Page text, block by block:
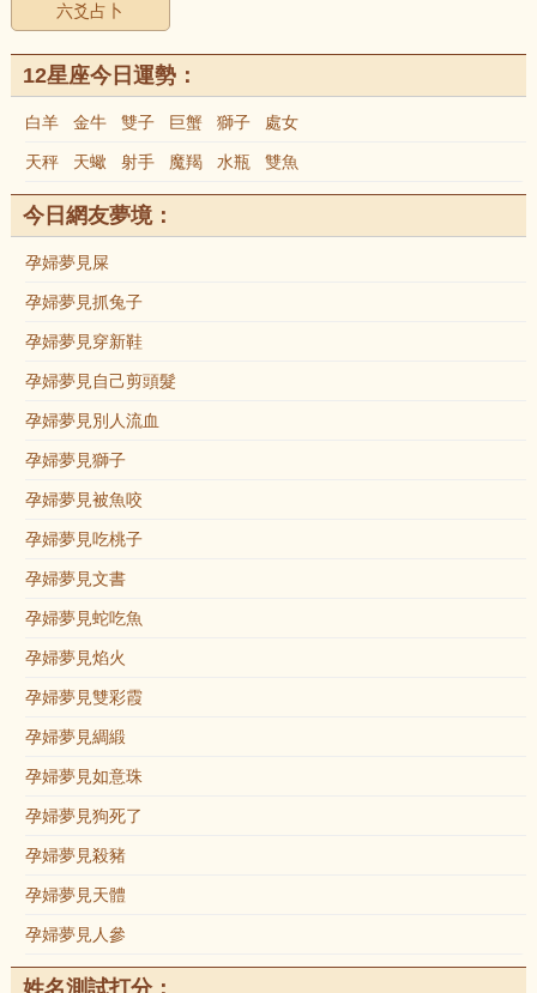
六爻占卜
12星座今日運勢：
白羊 金牛 雙子 巨蟹 獅子 處女
天秤 天蠍 射手 魔羯 水瓶 雙魚
今日網友夢境：
孕婦夢見屎
孕婦夢見抓兔子
孕婦夢見穿新鞋
孕婦夢見自己剪頭髮
孕婦夢見別人流血
孕婦夢見獅子
孕婦夢見被魚咬
孕婦夢見吃桃子
孕婦夢見文書
孕婦夢見蛇吃魚
孕婦夢見焰火
孕婦夢見雙彩霞
孕婦夢見綢緞
孕婦夢見如意珠
孕婦夢見狗死了
孕婦夢見殺豬
孕婦夢見天體
孕婦夢見人參
姓名測試打分：